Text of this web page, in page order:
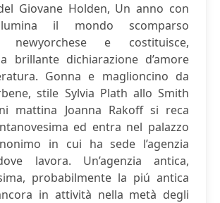
Giovane Holden, Un anno con
il mondo scomparso
newyorchese e costituisce,
brillante dichiarazione d’amore
Gonna e maglioncino da
stile Sylvia Plath allo Smith
mattina Joanna Rakoff si reca
ed entra nel palazzo
in cui ha sede l’agenzia
lavora. Un’agenzia antica,
probabilmente la piú antica
in attività nella metà degli